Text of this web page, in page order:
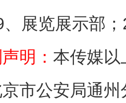
展览展示部
明： 本传媒以
市公安局通